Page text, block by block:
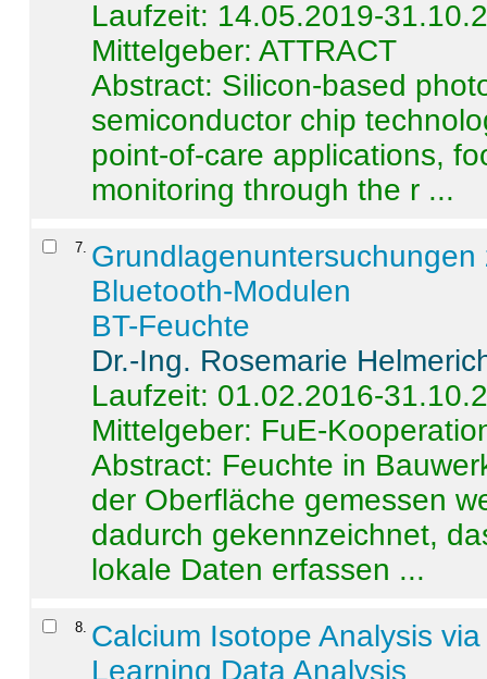
Laufzeit: 14.05.2019-
Mittelgeber: ATTRACT
Abstract: Silicon-based
semiconductor chip
point-of-care applications,
monitoring through the r ...
7
Bluetooth-Modulen
BT-Feuchte
Dr.-Ing. Rosemarie
Laufzeit: 01.02.2016-
Mittelgeber: FuE-
Abstract: Feuchte in
der Oberfläche gemessen
dadurch gekennzeichnet,
lokale Daten erfassen ...
8 Calcium Isotope Analysis
Learning Data Analysis